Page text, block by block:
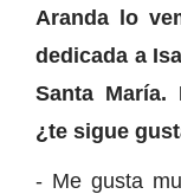
Aranda lo
dedicada a
Santa
¿te sigue
- Me gusta